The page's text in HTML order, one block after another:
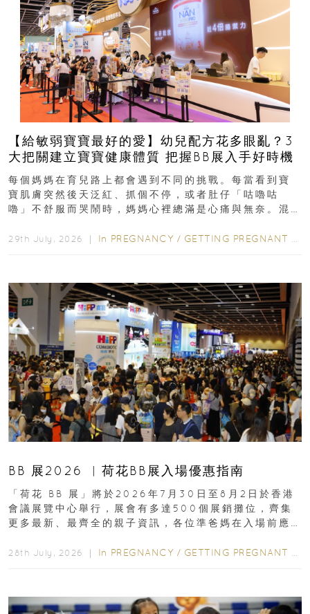
【給敏弱寶寶最好的愛】幼兒配方花多眼亂？3
大把關建立寶寶健康體質 把握BB展入手好時機
每個媽媽在育兒路上都會遇到不同的挑戰。每當看到寶
寶肌膚突然後天泛紅、抓個不停，或者肚仔「咕嚕咕
嚕」不舒服而哭鬧時，媽媽心裡總滿是心痛與無奈。混
29th July, 2026 ｜ In PREGNANCY / GETTING PREGNANT
BB 展2026 ︳荷花BB展入場優惠指南
「荷花 BB 展」將於2026年7月30日至8月2日於香港
會議展覽中心舉行，展會有多達500個展銷攤位，齊集
更多最新、最齊全的親子資訊，各位準爸媽在入場前應
28th July, 2026 ｜ In PREGNANCY / GETTING PREGNANT